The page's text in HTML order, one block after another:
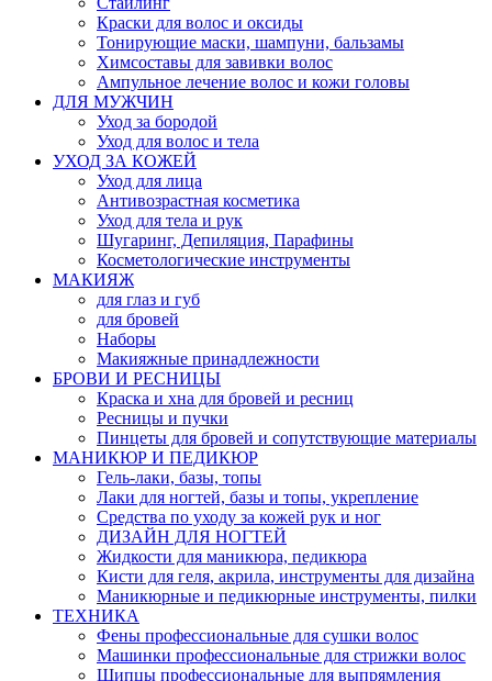
Краски для волос и оксиды
Тонирующие маски, шампуни, бальзамы
Химсоставы для завивки волос
Ампульное лечение волос и кожи головы
ДЛЯ МУЖЧИН
Уход за бородой
Уход для волос и тела
УХОД ЗА КОЖЕЙ
Уход для лица
Антивозрастная косметика
Уход для тела и рук
Шугаринг, Депиляция, Парафины
Косметологические инструменты
МАКИЯЖ
для глаз и губ
для бровей
Наборы
Макияжные принадлежности
БРОВИ И РЕСНИЦЫ
Краска и хна для бровей и ресниц
Ресницы и пучки
Пинцеты для бровей и сопутствующие материалы
МАНИКЮР И ПЕДИКЮР
Гель-лаки, базы, топы
Лаки для ногтей, базы и топы, укрепление
Средства по уходу за кожей рук и ног
ДИЗАЙН ДЛЯ НОГТЕЙ
Жидкости для маникюра, педикюра
Кисти для геля, акрила, инструменты для дизайна
Маникюрные и педикюрные инструменты, пилки
ТЕХНИКА
Фены профессиональные для сушки волос
Машинки профессиональные для стрижки волос
Щипцы профессиональные для выпрямления